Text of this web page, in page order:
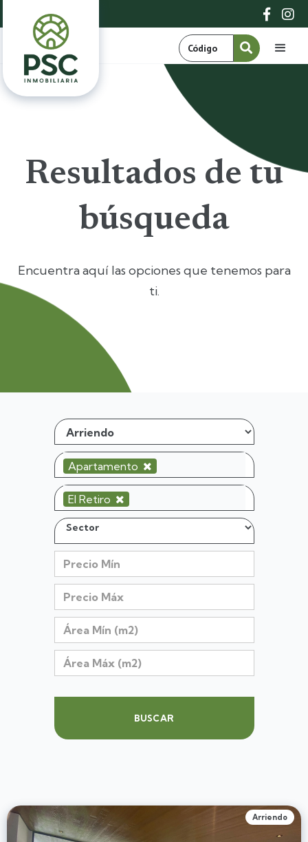
 
Resultados de tu
búsqueda
Encuentra aquí las opciones que tenemos para
ti.
Apartamento
El Retiro
BUSCAR
Arriendo